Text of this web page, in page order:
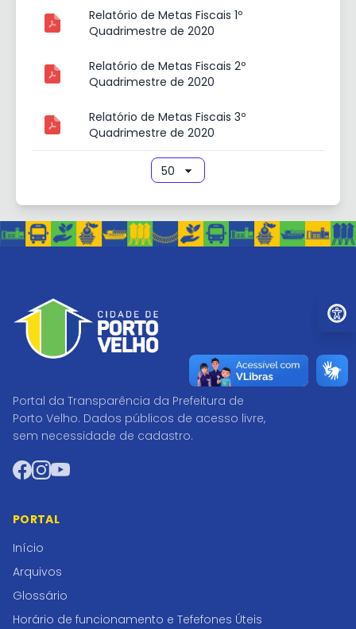
Relatório de Metas Fiscais 1º
Quadrimestre de 2020
Relatório de Metas Fiscais 2º
Quadrimestre de 2020
Relatório de Metas Fiscais 3º
Quadrimestre de 2020
Portal da Transparência da Prefeitura de
Porto Velho. Dados públicos de acesso livre,
sem necessidade de cadastro.
Facebook
Instagram
YouTube
PORTAL
Início
Arquivos
Glossário
Horário de funcionamento e Tefefones Úteis
Ir